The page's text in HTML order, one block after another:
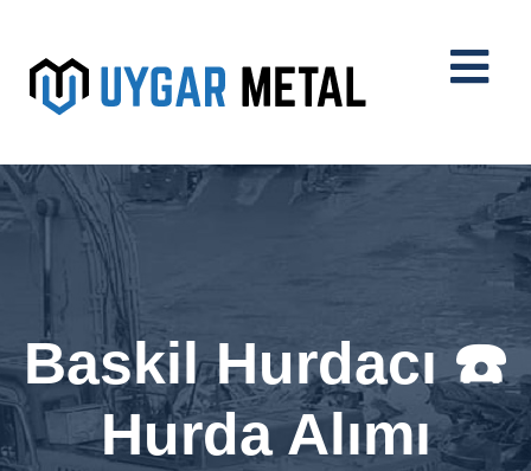
Baskil Hurdacı ☎️
Hurda Alımı